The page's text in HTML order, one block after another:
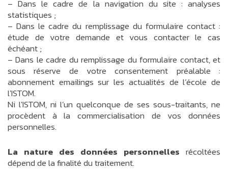
– Dans le cadre de la navigation du site : analyses
statistiques ;
– Dans le cadre du remplissage du formulaire contact :
étude de votre demande et vous contacter le cas
échéant ;
– Dans le cadre du remplissage du formulaire contact, et
sous réserve de votre consentement préalable :
abonnement emailings sur les actualités de l’école de
l'ISTOM.
Ni l'ISTOM, ni l’un quelconque de ses sous-traitants, ne
procèdent à la commercialisation de vos données
personnelles.
La nature des données personnelles récoltées
dépend de la finalité du traitement.